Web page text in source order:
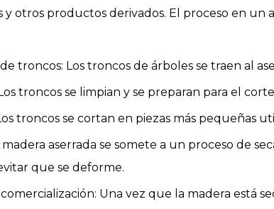
y otros productos derivados. El proceso en
de troncos: Los troncos de árboles se traen al
troncos se limpian y se preparan para el
troncos se cortan en piezas más pequeñas
madera aserrada se somete a un proceso de
que se deforme.
Una vez que la madera está